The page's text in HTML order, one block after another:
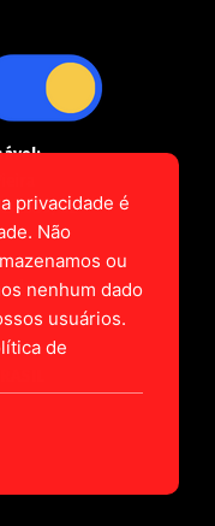
2589/CE
privacidade é
Não
ou
nenhum dado
usuários.
de